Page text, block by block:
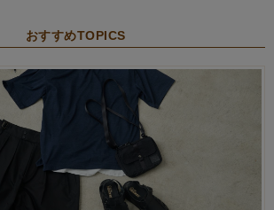
おすすめTOPICS